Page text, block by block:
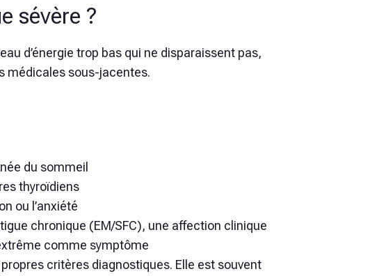
sévère ?
d’énergie trop bas qui ne disparaissent pas,
médicales sous-jacentes.
du sommeil
thyroïdiens
ou l’anxiété
chronique (EM/SFC), une affection clinique
comme symptôme
critères diagnostiques. Elle est souvent